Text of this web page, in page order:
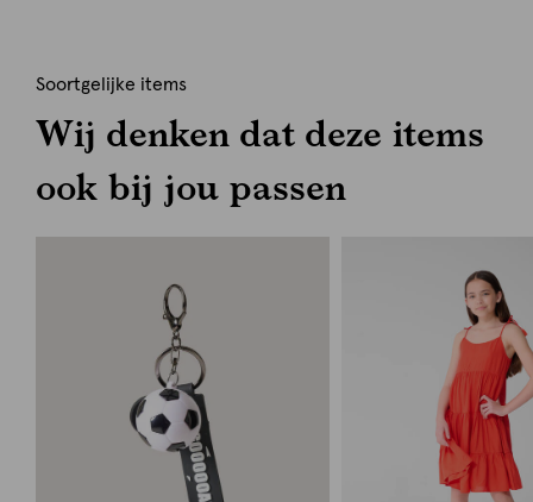
Soortgelijke items
Wij denken dat deze items
ook bij jou passen